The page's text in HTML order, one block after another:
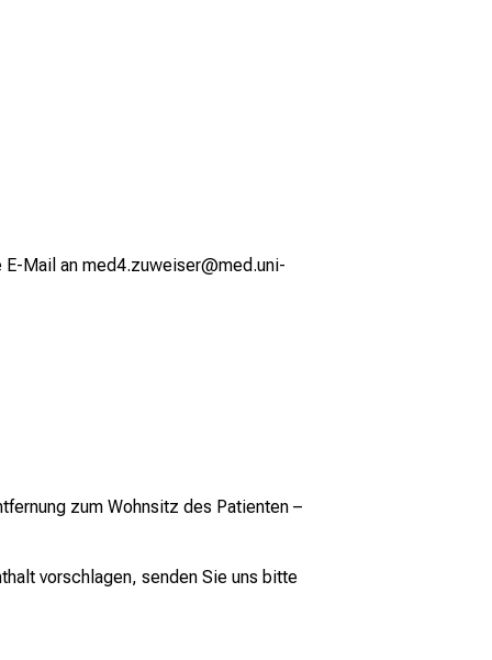
Mail an med4.zuweiser@med.uni-
zum Wohnsitz des Patienten –
vorschlagen, senden Sie uns bitte